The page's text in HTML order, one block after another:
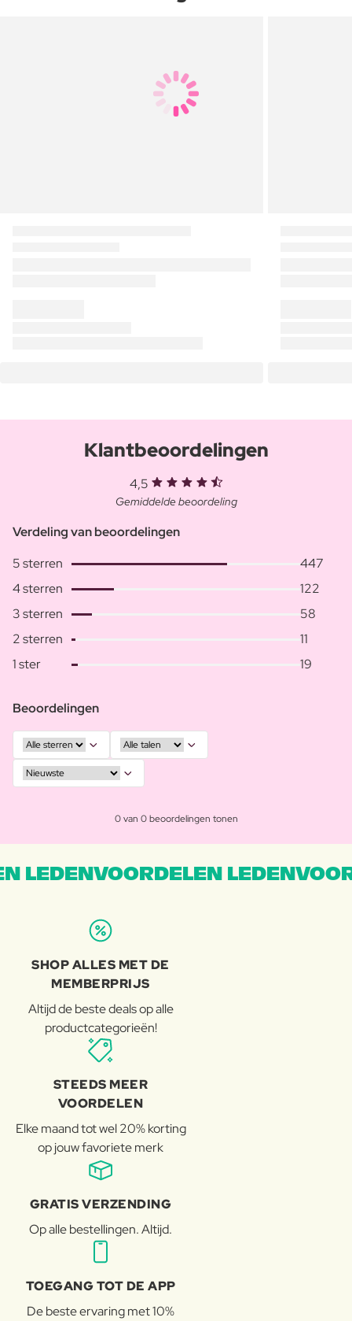
Klantbeoordelingen
4,5
Gemiddelde beoordeling
Verdeling van beoordelingen
5 sterren
447
4 sterren
122
3 sterren
58
2 sterren
11
1 ster
19
Beoordelingen
0 van 0 beoordelingen tonen
LEDENVOORDELEN
SHOP ALLES MET DE
MEMBERPRIJS
Altijd de beste deals op alle
productcategorieën!
STEEDS MEER
VOORDELEN
Elke maand tot wel 20% korting
op jouw favoriete merk
GRATIS VERZENDING
Op alle bestellingen. Altijd.
TOEGANG TOT DE APP
De beste ervaring met 10%